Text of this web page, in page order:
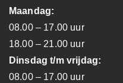
Maandag:
08.00 – 17.00 uur
18.00 – 21.00 uur
Dinsdag t/m vrijdag:
08.00 – 17.00 uur